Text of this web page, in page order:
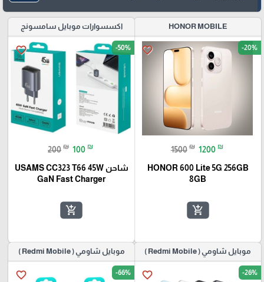
HONOR MOBILE
favorite_border -20%
1500 ₪ 1200 ₪
HONOR 600 Lite 5G 256GB
8GB
add_shopping_cart
اكسسوارات موبايل سامسونج
favorite_border -50%
200 ₪ 100 ₪
شاحن USAMS CC323 T66 45W
GaN Fast Charger
add_shopping_cart
موبايل شاومي ( Redmi Mobile )
favorite_border -26%
موبايل شاومي ( Redmi Mobile )
favorite_border -66%